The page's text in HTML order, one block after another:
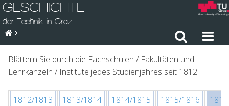
GESCHICHTE
der Technik in Graz
Blättern Sie durch die Fachschulen / Fakultäten und
Lehrkanzeln / Institute jedes Studienjahres seit 1812.
1812/1813 1813/1814 1814/1815 1815/1816